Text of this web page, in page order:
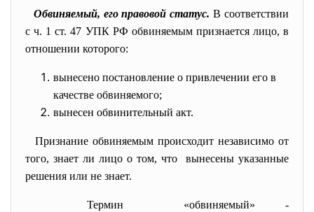
Обвиняемый, его правовой статус.В соответствии
с ч. 1 ст. 47 УПК РФ обвиняемым признается лицо, в
отношении которого:
вынесено постановление о привлечении его в
качестве обвиняемого;
вынесен обвинительный акт.
Признание обвиняемым происходит независимо от
того, знает ли лицо о том, что вынесены указанные
решения или не знает.
Термин «обвиняемый» -